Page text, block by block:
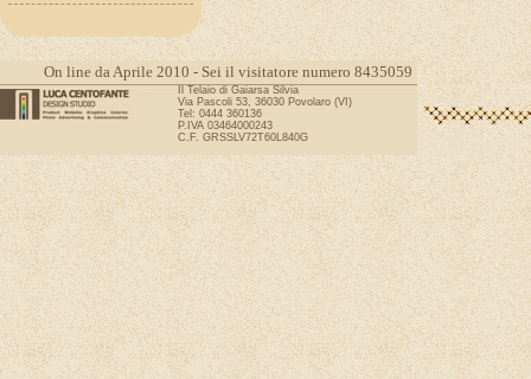
On line da Aprile 2010 - Sei il visitatore numero 8435059
Il Telaio di Gaiarsa Silvia
Via Pascoli 53, 36030 Povolaro (VI)
Tel: 0444 360136
P.IVA 03464000243
C.F. GRSSLV72T60L840G